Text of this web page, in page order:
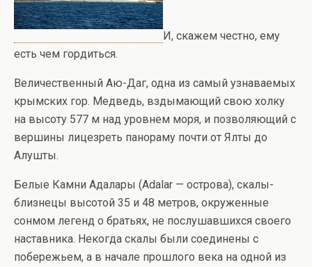
И, скажем честно, ему
есть чем гордиться.
Величественный Аю-Даг, одна из самый узнаваемых
крымских гор. Медведь, вздымающий свою холку
на высоту 577 м над уровнем моря, и позволяющий с
вершины лицезреть панораму почти от Ялты до
Алушты.
Белые Камни Адалары (Adalar — острова), скалы-
близнецы высотой 35 и 48 метров, окруженные
сонмом легенд о братьях, не послушавшихся своего
наставника. Некогда скалы были соединены с
побережьем, а в начале прошлого века на одной из